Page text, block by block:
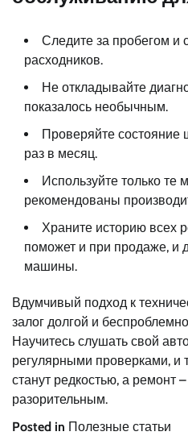
Следите за пробегом и
расходников.
Не откладывайте
показалось необычным.
Проверяйте
раз в месяц.
Используйте только те
рекомендованы
Храните историю всех
поможет и при продаже, и
машины.
Вдумчивый подход к
залог долгой и
Научитесь слушать свой
регулярными проверками, и
станут редкостью, а ремонт
разорительным.
Posted in Полезные статьи